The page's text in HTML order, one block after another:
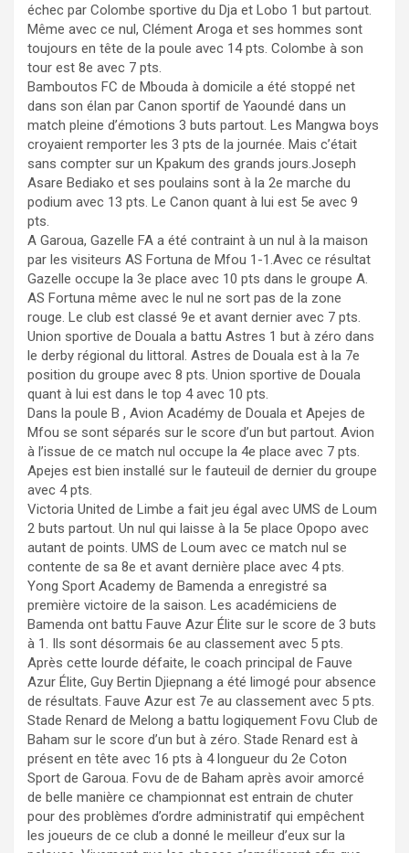
échec par Colombe sportive du Dja et Lobo 1 but partout.
Même avec ce nul, Clément Aroga et ses hommes sont
toujours en tête de la poule avec 14 pts. Colombe à son
tour est 8e avec 7 pts.
Bamboutos FC de Mbouda à domicile a été stoppé net
dans son élan par Canon sportif de Yaoundé dans un
match pleine d’émotions 3 buts partout. Les Mangwa boys
croyaient remporter les 3 pts de la journée. Mais c’était
sans compter sur un Kpakum des grands jours.Joseph
Asare Bediako et ses poulains sont à la 2e marche du
podium avec 13 pts. Le Canon quant à lui est 5e avec 9
pts.
A Garoua, Gazelle FA a été contraint à un nul à la maison
par les visiteurs AS Fortuna de Mfou 1-1.Avec ce résultat
Gazelle occupe la 3e place avec 10 pts dans le groupe A.
AS Fortuna même avec le nul ne sort pas de la zone
rouge. Le club est classé 9e et avant dernier avec 7 pts.
Union sportive de Douala a battu Astres 1 but à zéro dans
le derby régional du littoral. Astres de Douala est à la 7e
position du groupe avec 8 pts. Union sportive de Douala
quant à lui est dans le top 4 avec 10 pts.
Dans la poule B , Avion Académy de Douala et Apejes de
Mfou se sont séparés sur le score d’un but partout. Avion
à l’issue de ce match nul occupe la 4e place avec 7 pts.
Apejes est bien installé sur le fauteuil de dernier du groupe
avec 4 pts.
Victoria United de Limbe a fait jeu égal avec UMS de Loum
2 buts partout. Un nul qui laisse à la 5e place Opopo avec
autant de points. UMS de Loum avec ce match nul se
contente de sa 8e et avant dernière place avec 4 pts.
Yong Sport Academy de Bamenda a enregistré sa
première victoire de la saison. Les académiciens de
Bamenda ont battu Fauve Azur Élite sur le score de 3 buts
à 1. Ils sont désormais 6e au classement avec 5 pts.
Après cette lourde défaite, le coach principal de Fauve
Azur Élite, Guy Bertin Djiepnang a été limogé pour absence
de résultats. Fauve Azur est 7e au classement avec 5 pts.
Stade Renard de Melong a battu logiquement Fovu Club de
Baham sur le score d’un but à zéro. Stade Renard est à
présent en tête avec 16 pts à 4 longueur du 2e Coton
Sport de Garoua. Fovu de de Baham après avoir amorcé
de belle manière ce championnat est entrain de chuter
pour des problèmes d’ordre administratif qui empêchent
les joueurs de ce club a donné le meilleur d’eux sur la